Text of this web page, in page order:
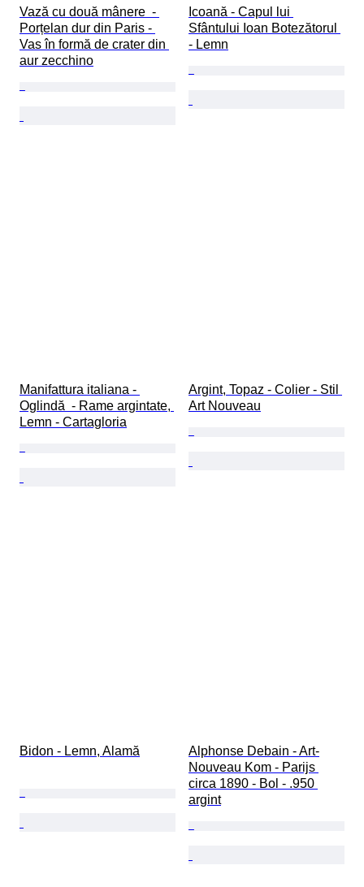
Vază cu două mânere  -
Porțelan dur din Paris -
Vas în formă de crater din
aur zecchino
Icoană - Capul lui
Sfântului Ioan Botezătorul
- Lemn
Manifattura italiana -
Oglindă  - Rame argintate,
Lemn - Cartagloria
Argint, Topaz - Colier - Stil
Art Nouveau
Bidon - Lemn, Alamă
Alphonse Debain - Art-
Nouveau Kom - Parijs
circa 1890 - Bol - .950
argint